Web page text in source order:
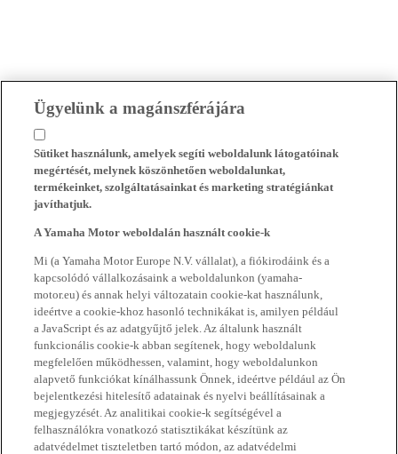
Ügyelünk a magánszférájára
Sütiket használunk, amelyek segíti weboldalunk látogatóinak
megértését, melynek köszönhetően weboldalunkat,
termékeinket, szolgáltatásainkat és marketing stratégiánkat
javíthatjuk.
A Yamaha Motor weboldalán használt cookie-k
Mi (a Yamaha Motor Europe N.V. vállalat), a fiókirodáink és a
kapcsolódó vállalkozásaink a weboldalunkon (yamaha-
motor.eu) és annak helyi változatain cookie-kat használunk,
ideértve a cookie-khoz hasonló technikákat is, amilyen például
a JavaScript és az adatgyűjtő jelek. Az általunk használt
funkcionális cookie-k abban segítenek, hogy weboldalunk
megfelelően működhessen, valamint, hogy weboldalunkon
alapvető funkciókat kínálhassunk Önnek, ideértve például az Ön
bejelentkezési hitelesítő adatainak és nyelvi beállításainak a
megjegyzését. Az analitikai cookie-k segítségével a
felhasználókra vonatkozó statisztikákat készítünk az
adatvédelmet tiszteletben tartó módon, az adatvédelmi